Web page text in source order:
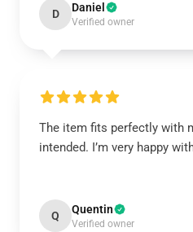
D Daniel
Verified owner
The item fits perfectly with
intended. I’m very happy
Q Quentin
Verified owner